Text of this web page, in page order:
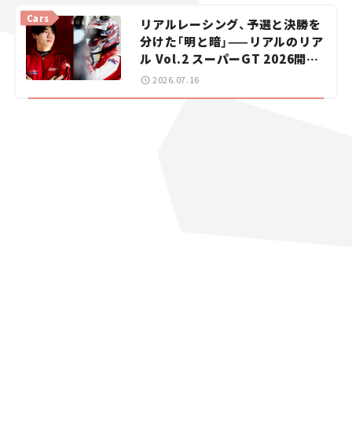
リアルレーシング、予選と決勝を
分けた「明と暗」——リアルのリア
ル Vol.2 スーパーGT 2026開幕
戦 岡山国際サーキット
Cars
2026.07.16